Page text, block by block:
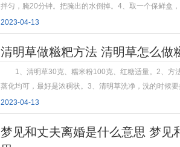
拌匀，腌20分钟。把腌出的水倒掉。4、取一个保鲜盒，
2023-04-13
清明草做糍粑方法 清明草怎么做
1、清明草30克、糯米粉100克、红糖适量。2、方
蒸化均可，最好是浓稠状。3、清明草洗净，洗的时候要
2023-04-13
梦见和丈夫离婚是什么意思 梦见